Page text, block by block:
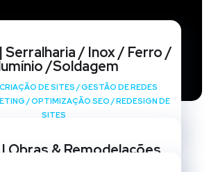
Serralharia / Inox / Ferro /
/Soldagem
CRIAÇÃO DE SITES /GESTÃO DE REDES
/OPTIMIZAÇÃO SEO /REDESIGN DE
SITES
Obras & Remodelações